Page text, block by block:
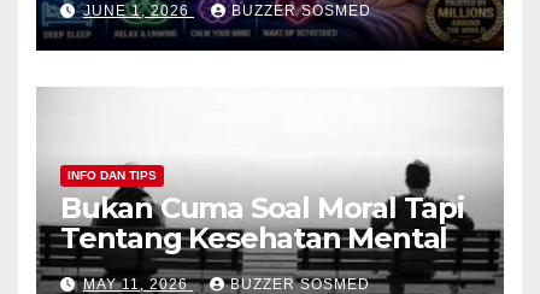
JUNE 1, 2026 BUZZER SOSMED
INFO DAN TIPS
Bukan Cuma Soal Moral Tapi
Tentang Kesehatan Mental
MAY 11, 2026 BUZZER SOSMED